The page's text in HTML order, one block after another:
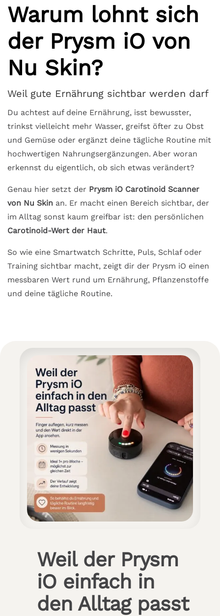
Warum lohnt sich
der Prysm iO von
Nu Skin?
Weil gute Ernährung sichtbar werden darf
Du achtest auf deine Ernährung, isst bewusster,
trinkst vielleicht mehr Wasser, greifst öfter zu Obst
und Gemüse oder ergänzt deine tägliche Routine mit
hochwertigen Nahrungsergänzungen. Aber woran
erkennst du eigentlich, ob sich etwas verändert?
Genau hier setzt der Prysm iO Carotinoid Scanner
von Nu Skin an. Er macht einen Bereich sichtbar, der
im Alltag sonst kaum greifbar ist: den persönlichen
Carotinoid-Wert der Haut.
So wie eine Smartwatch Schritte, Puls, Schlaf oder
Training sichtbar macht, zeigt dir der Prysm iO einen
messbaren Wert rund um Ernährung, Pflanzenstoffe
und deine tägliche Routine.
Weil der Prysm
iO einfach in
den Alltag passt